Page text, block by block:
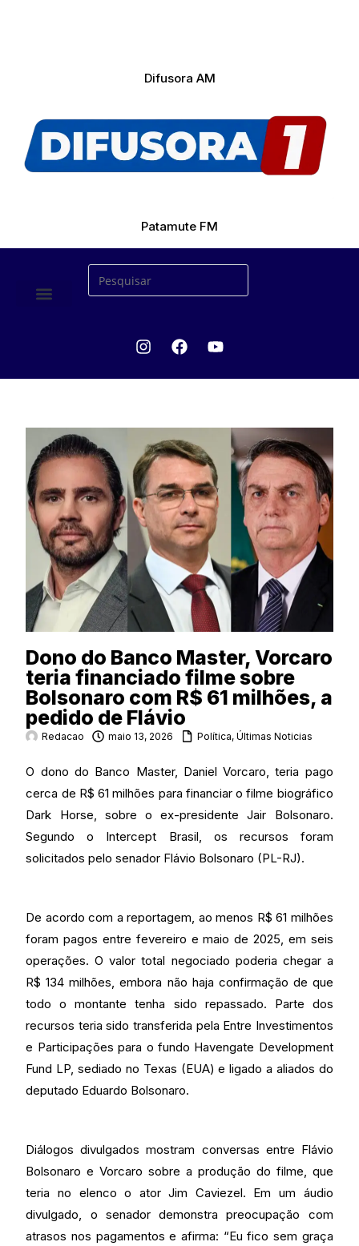
Difusora AM
Patamute FM
Dono do Banco Master, Vorcaro
teria financiado filme sobre
Bolsonaro com R$ 61 milhões, a
pedido de Flávio
Redacao maio 13, 2026 Política,Últimas Noticias
O dono do Banco Master, Daniel Vorcaro, teria pago
cerca de R$ 61 milhões para financiar o filme biográfico
Dark Horse, sobre o ex-presidente Jair Bolsonaro.
Segundo o Intercept Brasil, os recursos foram
solicitados pelo senador Flávio Bolsonaro (PL-RJ).
De acordo com a reportagem, ao menos R$ 61 milhões
foram pagos entre fevereiro e maio de 2025, em seis
operações. O valor total negociado poderia chegar a
R$ 134 milhões, embora não haja confirmação de que
todo o montante tenha sido repassado. Parte dos
recursos teria sido transferida pela Entre Investimentos
e Participações para o fundo Havengate Development
Fund LP, sediado no Texas (EUA) e ligado a aliados do
deputado Eduardo Bolsonaro.
Diálogos divulgados mostram conversas entre Flávio
Bolsonaro e Vorcaro sobre a produção do filme, que
teria no elenco o ator Jim Caviezel. Em um áudio
divulgado, o senador demonstra preocupação com
atrasos nos pagamentos e afirma: “Eu fico sem graça